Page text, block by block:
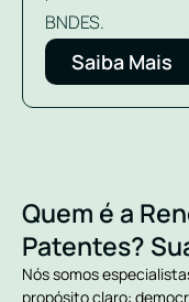
BNDES.
Saiba Mais
Quem é a
Patentes?
Nós somos
propósito claro: